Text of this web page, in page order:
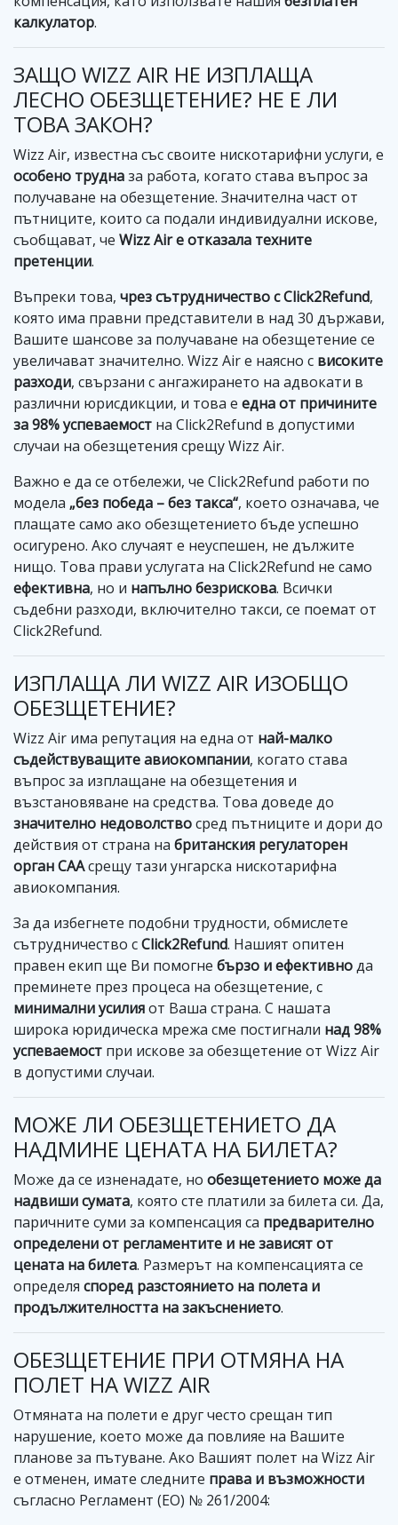
калкулатор.
ЗАЩО WIZZ AIR НЕ ИЗПЛАЩА
ЛЕСНО ОБЕЗЩЕТЕНИЕ? НЕ Е ЛИ
ТОВА ЗАКОН?
Wizz Air, известна със своите нискотарифни услуги, е
особено трудназа работа, когато става въпрос за
получаване на обезщетение. Значителна част от
пътниците, които са подали индивидуални искове,
съобщават, че Wizz Air е отказала техните
претенции.
Въпреки това, чрез сътрудничество с Click2Refund,
която има правни представители в над 30 държави,
Вашите шансове за получаване на обезщетение се
увеличават значително. Wizz Air е наясно с високите
разходи, свързани с ангажирането на адвокати в
различни юрисдикции, и това е една от причините
за 98% успеваемост на Click2Refund в допустими
случаи на обезщетения срещу Wizz Air.
Важно е да се отбележи, че Click2Refund работи по
модела „без победа – без такса“, което означава, че
плащате само ако обезщетението бъде успешно
осигурено. Ако случаят е неуспешен, не дължите
нищо. Това прави услугата на Click2Refund не само
ефективна, но и напълно безрискова. Всички
съдебни разходи, включително такси, се поемат от
Click2Refund.
ИЗПЛАЩА ЛИ WIZZ AIR ИЗОБЩО
ОБЕЗЩЕТЕНИЕ?
Wizz Air има репутация на една от най-малко
съдействуващите авиокомпании, когато става
въпрос за изплащане на обезщетения и
възстановяване на средства. Това доведе до
значително недоволствосред пътниците и дори до
действия от страна на британския регулаторен
орган CAAсрещу тази унгарска нискотарифна
авиокомпания.
За да избегнете подобни трудности, обмислете
сътрудничество сClick2Refund. Нашият опитен
правен екип ще Ви помогне бързо и ефективнода
преминете през процеса на обезщетение, с
минимални усилияот Ваша страна. С нашата
широка юридическа мрежа сме постигнали над 98%
успеваемост при искове за обезщетение от Wizz Air
в допустими случаи.
МОЖЕ ЛИ ОБЕЗЩЕТЕНИЕТО ДА
НАДМИНЕ ЦЕНАТА НА БИЛЕТА?
Може да се изненадате, но обезщетението може да
надвиши сумата, която сте платили за билета си. Да,
паричните суми за компенсация са предварително
определени от регламентите и не зависят от
цената на билета. Размерът на компенсацията се
определя според разстоянието на полета и
продължителността на закъснението.
ОБЕЗЩЕТЕНИЕ ПРИ ОТМЯНА НА
ПОЛЕТ НА WIZZ AIR
Отмяната на полети е друг често срещан тип
нарушение, което може да повлияе на Вашите
планове за пътуване. Ако Вашият полет на Wizz Air
е отменен, имате следните права и възможности
съгласно Регламент (ЕО) № 261/2004: